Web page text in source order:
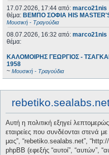
17.07.2026, 17:44 από: marco21nis
θέμα: ΒΕΜΠΟ ΣΟΦΙΑ HIS
Μουσική - Τραγούδια
08.07.2026, 16:32 από: marco21nis
θέμα:
ΚΑΛΟΜΟΙΡΗΣ ΓΕΩΡΓΙΟΣ -
1958
~ Μουσική - Τραγούδια
Αυτή η πολιτική εξηγεί
εταιρείες που συνδέονται στενά με
μας”, “rebetiko.sealabs.net”,
phpBB (εφεξής “αυτοί”, “αυτών”,